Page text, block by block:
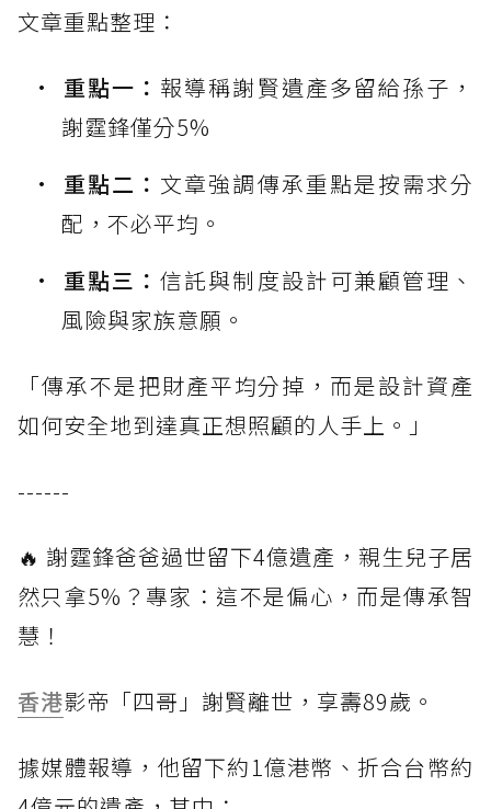
文章重點整理：
重點一： 報導稱謝賢遺產多留給孫子，
謝霆鋒僅分5%
重點二： 文章強調傳承重點是按需求分
配，不必平均。
重點三：信託與制度設計可兼顧管理、
風險與家族意願。
「傳承不是把財產平均分掉，而是設計資產
如何安全地到達真正想照顧的人手上。」
------
🔥 謝霆鋒爸爸過世留下4億遺產，親生兒子居
然只拿5%？專家：這不是偏心，而是傳承智
慧！
香港影帝「四哥」謝賢離世，享壽89歲。
據媒體報導，他留下約1億港幣、折合台幣約